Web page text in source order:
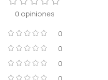
0 opiniones
0
0
0